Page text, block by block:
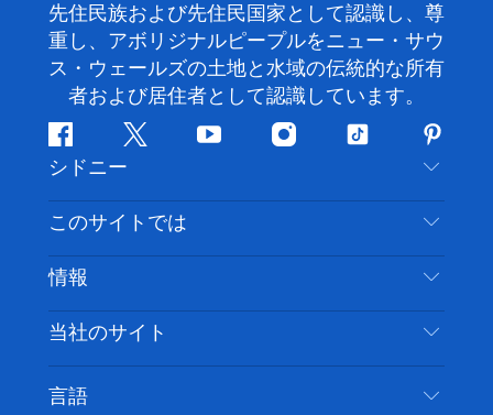
先住民族および先住民国家として認識し、尊
重し、アボリジナルピープルをニュー・サウ
ス・ウェールズの土地と水域の伝統的な所有
者および居住者として認識しています。
フ
ェ
イ
ス
ブ
ッ
ク
ツ
ッ
タ
ー
ユ
チ
ー
イ
ス
グ
ム
テ
ッ
ト
ク
ピ
ン
タ
レ
ス
ト
シドニー
お問い合わせ
免責事項
クッキーに関する通知
このサイトでは
目的地
やるべきこと
イベント
情報
旅行情報
アクセシブルシドニー
ビジネスを登録する
当社のサイト
言語